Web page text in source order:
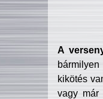
A
kikötés
vagy már